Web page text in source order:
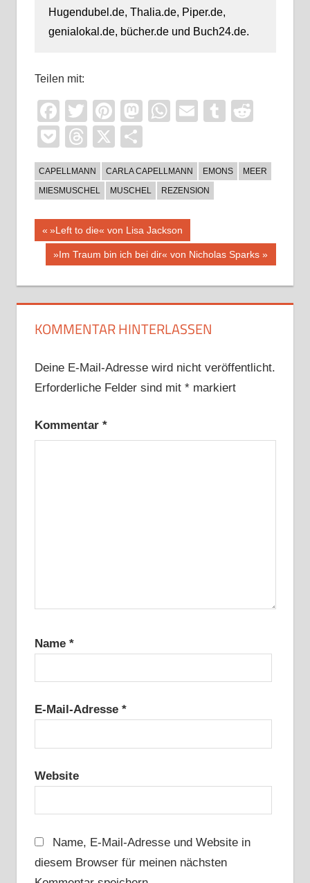
Hugendubel.de, Thalia.de, Piper.de,
genialokal.de, bücher.de und Buch24.de.
Teilen mit:
Facebook
TwitterPinterest
Mastodon
WhatsApp
EmailTumblr
PocketThreads
X
CAPELLMANN CARLA CAPELLMANN EMONS
MEER
MIESMUSCHEL
MUSCHEL REZENSION
Beitragsnavigation
Vorheriger
Beitrag:
»Left to die« von Lisa Jackson
Nächster
»Im Traum bin ich bei dir« von Nicholas Sparks
KOMMENTAR HINTERLASSEN
Deine E-Mail-Adresse wird nicht veröffentlicht.
Erforderliche Felder sind mit *markiert
Kommentar *
Name *
E-Mail-Adresse *
Website
Name, E-Mail-Adresse und Website in
diesem Browser für meinen nächsten